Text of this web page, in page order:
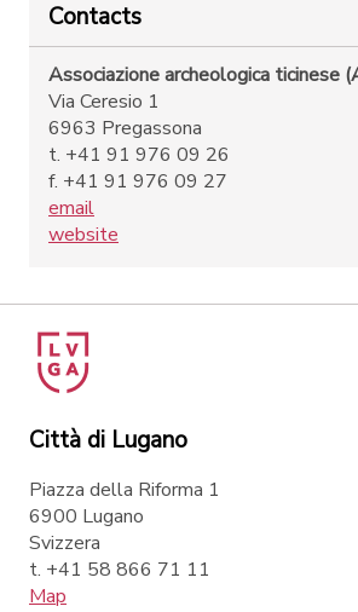
Contacts
Associazione archeologica ticinese
Via Ceresio 1
6963 Pregassona
t. +41 91 976 09 26
f. +41 91 976 09 27
email
website
Città di Lugano
Piazza della Riforma 1
6900 Lugano
Svizzera
t. +41 58 866 71 11
Map